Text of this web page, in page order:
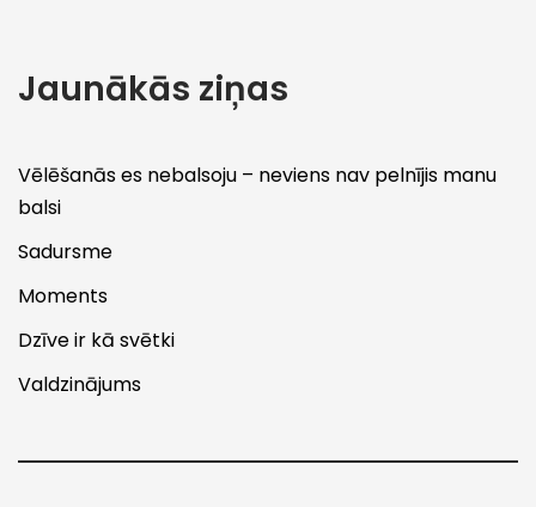
Jaunākās ziņas
Vēlēšanās es nebalsoju – neviens nav pelnījis manu
balsi
Sadursme
Moments
Dzīve ir kā svētki
Valdzinājums